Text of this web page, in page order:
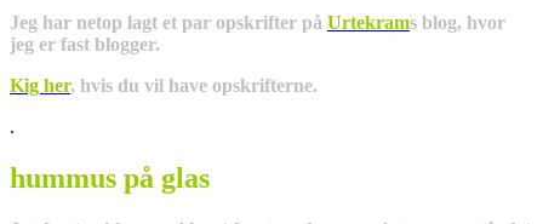
Jeg har netop lagt et par opskrifter på Urtekrams blog, hvor
jeg er fast blogger.
Kig her, hvis du vil have opskrifterne.
.
hummus på glas